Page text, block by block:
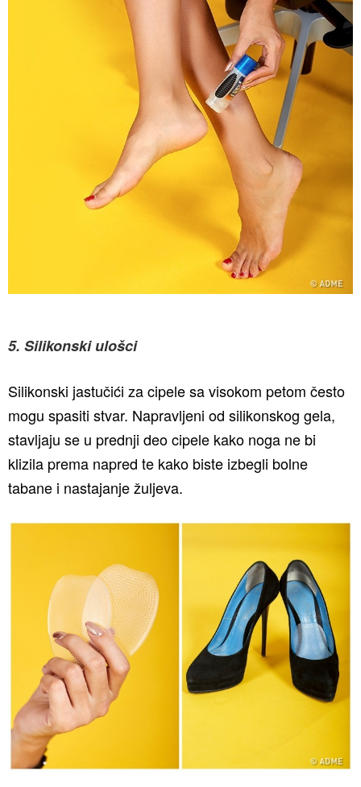
5. Silikonski ulošci
Silikonski jastučići za cipele sa visokom petom često
mogu spasiti stvar. Napravljeni od silikonskog gela,
stavljaju se u prednji deo cipele kako noga ne bi
klizila prema napred te kako biste izbegli bolne
tabane i nastajanje žuljeva.